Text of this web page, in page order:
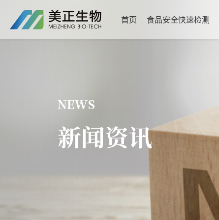
首页 食品安全快速检测
NEWS
新闻资讯